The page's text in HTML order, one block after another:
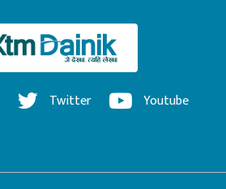
Twitter Youtube